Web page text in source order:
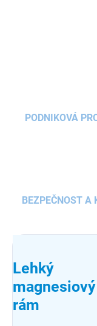
PODNIKOVÁ
BEZPEČNOST A
Lehký
magnesiový
rám